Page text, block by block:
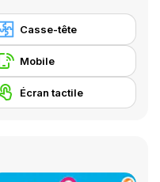
Casse-tête
Mobile
Écran tactile